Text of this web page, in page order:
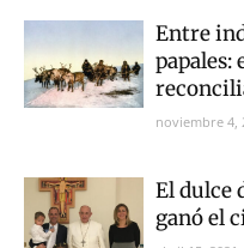
Entre
papales:
noviembre 4,
El dulce
ganó el